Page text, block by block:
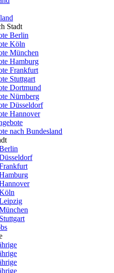
Stadt
Berlin
Köln
München
Hamburg
Frankfurt
Stuttgart
Dortmund
Nürnberg
Düsseldorf
Hannover
nach Bundesland